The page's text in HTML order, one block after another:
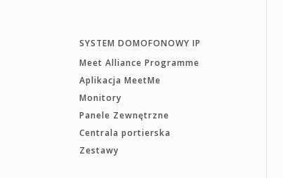
SYSTEM DOMOFONOWY IP
Meet Alliance Programme
Aplikacja MeetMe
Monitory
Panele Zewnętrzne
Centrala portierska
Zestawy